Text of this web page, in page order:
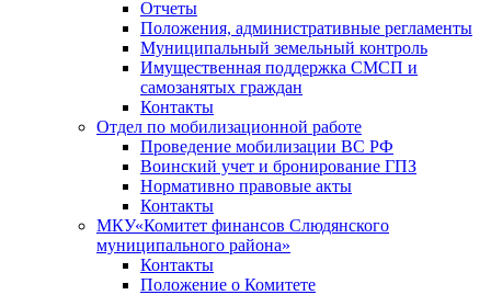
Отчеты
Положения, административные регламенты
Муниципальный земельный контроль
Имущественная поддержка СМСП и
самозанятых граждан
Контакты
Отдел по мобилизационной работе
Проведение мобилизации ВС РФ
Воинский учет и бронирование ГПЗ
Нормативно правовые акты
Контакты
МКУ«Комитет финансов Слюдянского
муниципального района»
Контакты
Положение о Комитете